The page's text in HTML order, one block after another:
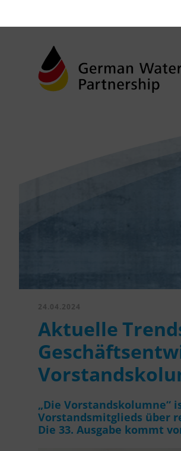
24.04.2024
Aktuelle
„Die Vorstandskolumne“
Vorstandsmitglieds über
Die 33. Ausgabe kommt